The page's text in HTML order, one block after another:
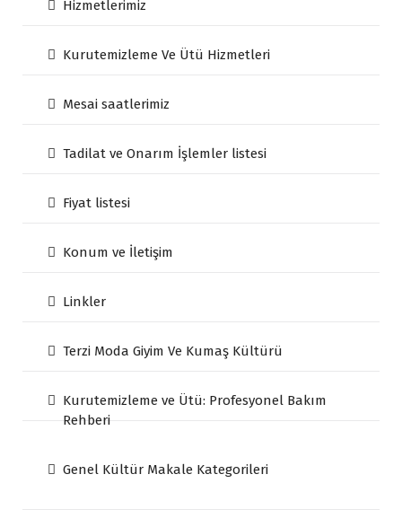
Hizmetlerimiz
Kurutemizleme Ve Ütü Hizmetleri
Mesai saatlerimiz
Tadilat ve Onarım İşlemler listesi
Fiyat listesi
Konum ve İletişim
Linkler
Terzi Moda Giyim Ve Kumaş Kültürü
Kurutemizleme ve Ütü: Profesyonel Bakım
Rehberi
Genel Kültür Makale Kategorileri